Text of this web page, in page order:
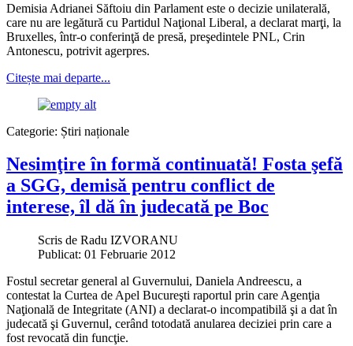
Demisia Adrianei Săftoiu din Parlament este o decizie unilaterală,
care nu are legătură cu Partidul Naţional Liberal, a declarat marţi, la
Bruxelles, într-o conferinţă de presă, preşedintele PNL, Crin
Antonescu, potrivit agerpres.
Citește mai departe...
Categorie: Știri naționale
Nesimţire în formă continuată! Fosta şefă
a SGG, demisă pentru conflict de
interese, îl dă în judecată pe Boc
Scris de Radu IZVORANU
Publicat: 01 Februarie 2012
Fostul secretar general al Guvernului, Daniela Andreescu, a
contestat la Curtea de Apel Bucureşti raportul prin care Agenţia
Naţională de Integritate (ANI) a declarat-o incompatibilă şi a dat în
judecată şi Guvernul, cerând totodată anularea deciziei prin care a
fost revocată din funcţie.